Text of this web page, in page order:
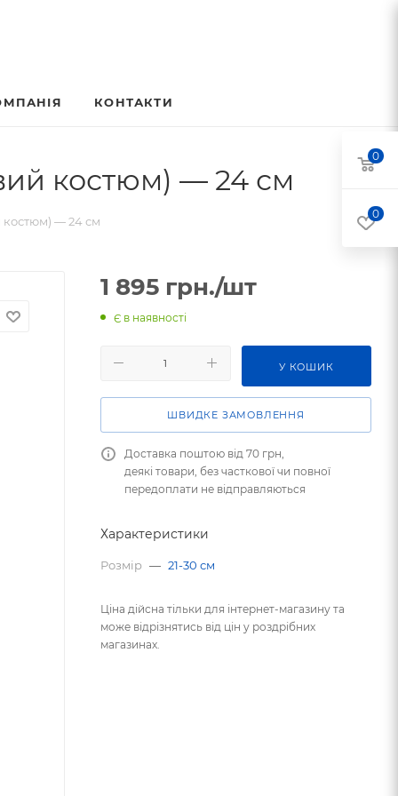
КОНТАКТИ
костюм) — 24 см
костюм) — 24 см
1 895 грн./шт
Є в наявності
У КОШИК
ШВИДКЕ ЗАМОВЛЕННЯ
Доставка поштою від 70 грн,
деякі товари, без часткової чи повної
передоплати не відправляються
Характеристики
Розмір — 21-30 см
Ціна дійсна тільки для інтернет-магазину та
може відрізнятись від цін у роздрібних
магазинах.
0
0